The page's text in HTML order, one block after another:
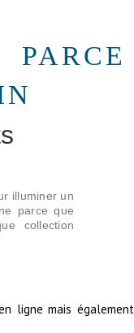
illuminer un
parce que
collection
ligne mais également